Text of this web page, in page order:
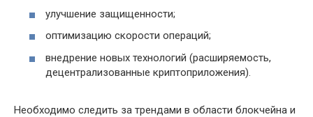
улучшение защищенности;
оптимизацию скорости операций;
внедрение новых технологий (расширяемость,
децентрализованные криптоприложения).
Необходимо следить за трендами в области блокчейна и